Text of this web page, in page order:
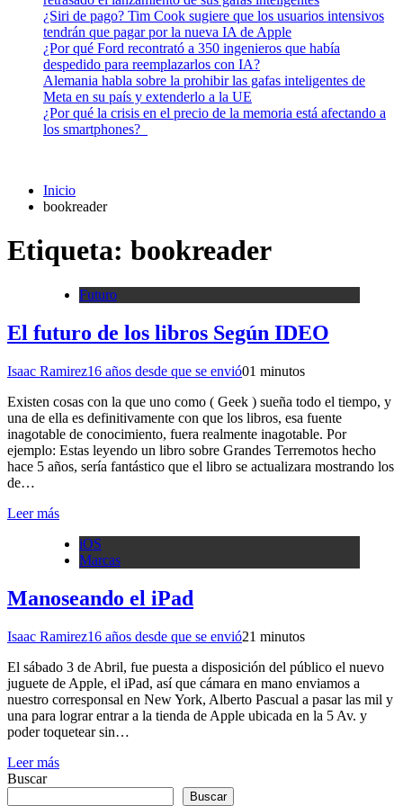
¿Siri de pago? Tim Cook sugiere que los usuarios intensivos
tendrán que pagar por la nueva IA de Apple
¿Por qué Ford recontrató a 350 ingenieros que había
despedido para reemplazarlos con IA?
Alemania habla sobre la prohibir las gafas inteligentes de
Meta en su país y extenderlo a la UE
¿Por qué la crisis en el precio de la memoria está afectando a
los smartphones?
Inicio
bookreader
Etiqueta: bookreader
Futuro
El futuro de los libros Según IDEO
Isaac Ramirez16 años desde que se envió01 minutos
Existen cosas con la que uno como ( Geek ) sueña todo el tiempo, y
una de ella es definitivamente con que los libros, esa fuente
inagotable de conocimiento, fuera realmente inagotable. Por
ejemplo: Estas leyendo un libro sobre Grandes Terremotos hecho
hace 5 años, sería fantástico que el libro se actualizara mostrando los
de…
Leer más
iOS
Marcas
Manoseando el iPad
Isaac Ramirez16 años desde que se envió21 minutos
El sábado 3 de Abril, fue puesta a disposición del público el nuevo
juguete de Apple, el iPad, así que cámara en mano enviamos a
nuestro corresponsal en New York, Alberto Pascual a pasar las mil y
una para lograr entrar a la tienda de Apple ubicada en la 5 Av. y
poder toquetear sin…
Leer más
Buscar
Buscar